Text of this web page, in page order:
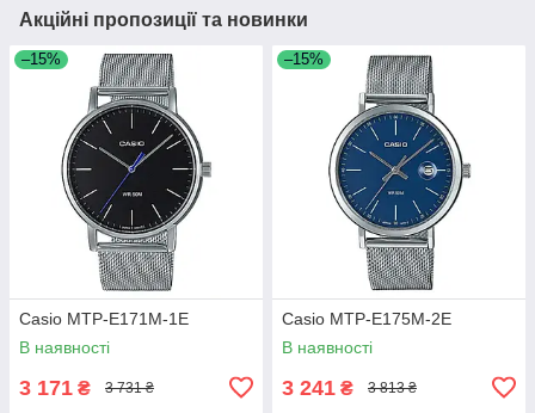
Акційні пропозиції та новинки
–15%
Casio MTP-E171M-1E
В наявності
3 171 ₴ 3 731 ₴
–15%
Casio MTP-E175M-2E
В наявності
3 241 ₴ 3 813 ₴